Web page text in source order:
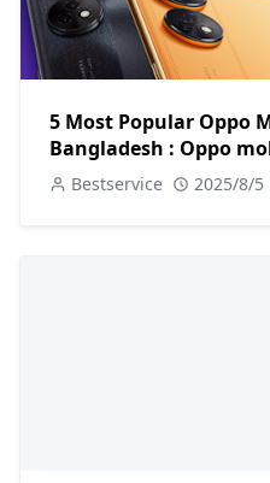
5 Most Popular Oppo
Bangladesh : Oppo
Bangladesh
Bestservice 2025/8/5